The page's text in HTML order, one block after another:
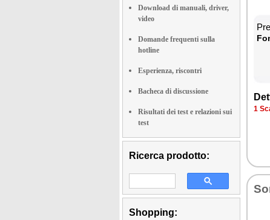
Download di manuali, driver,
video
Domande frequenti sulla
hotline
Esperienza, riscontri
Bacheca di discussione
Risultati dei test e relazioni sui
test
Ricerca prodotto:
Shopping:
1